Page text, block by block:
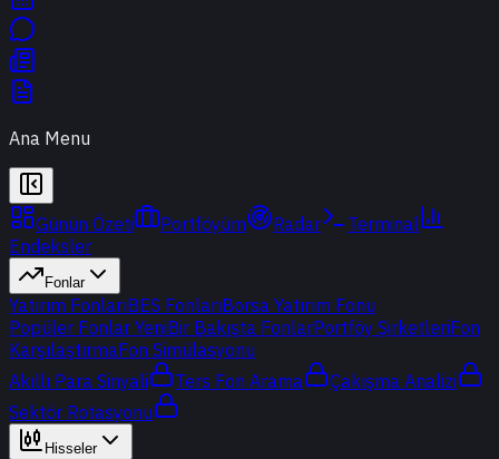
Ana Menu
Günün Özeti Portföyüm Radar
Terminal
Endeksler
Fonlar
Yatırım FonlarıBES FonlarıBorsa Yatırım Fonu
Popüler Fonlar YeniBir Bakışta FonlarPortföy ŞirketleriFon
KarşılaştırmaFon Simülasyonu
Akıllı Para Sinyali
Ters Fon Arama
Çakışma Analizi
Sektör Rotasyonu
Hisseler